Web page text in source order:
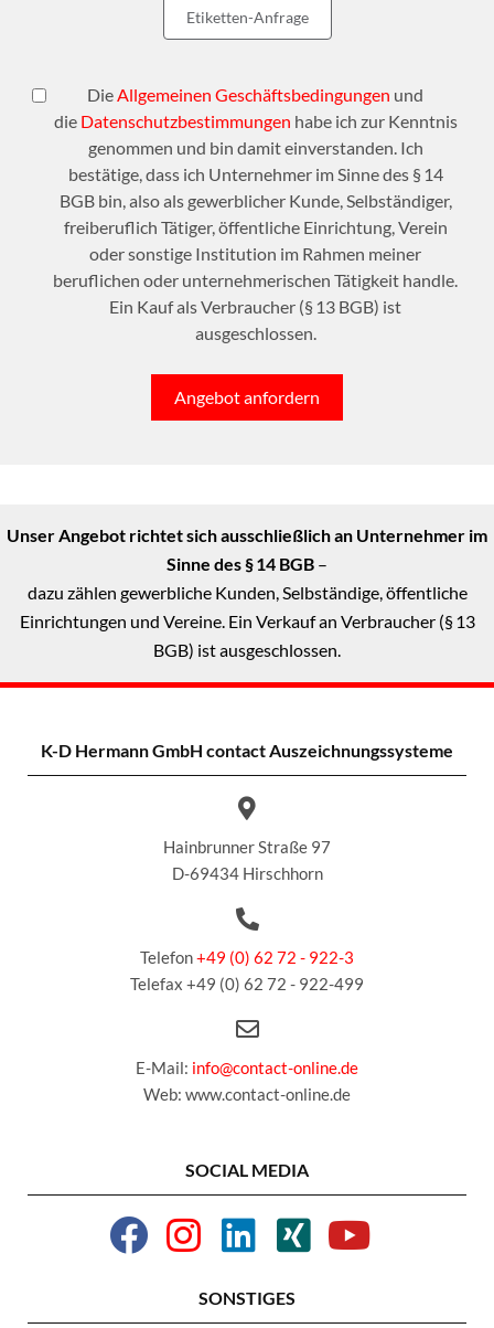
Etiketten-Anfrage
DieAllgemeinen Geschäftsbedingungen und
die Datenschutzbestimmungen habe ich zur Kenntnis
genommen und bin damit einverstanden. Ich
bestätige, dass ich Unternehmer im Sinne des § 14
BGB bin, also als gewerblicher Kunde, Selbständiger,
freiberuflich Tätiger, öffentliche Einrichtung, Verein
oder sonstige Institution im Rahmen meiner
beruflichen oder unternehmerischen Tätigkeit handle.
Ein Kauf als Verbraucher (§ 13 BGB) ist
ausgeschlossen.
Angebot anfordern
Unser Angebot richtet sich ausschließlich an Unternehmer im
Sinne des § 14 BGB –
dazu zählen gewerbliche Kunden, Selbständige, öffentliche
Einrichtungen und Vereine. Ein Verkauf an Verbraucher (§ 13
BGB) ist ausgeschlossen.
K-D Hermann GmbH contact Auszeichnungssysteme
Hainbrunner Straße 97
D-69434 Hirschhorn
Telefon+49 (0) 62 72 - 922-3
Telefax +49 (0) 62 72 - 922-499
E-Mail: info@contact-online.de
Web: www.contact-online.de
SOCIAL MEDIA
SONSTIGES